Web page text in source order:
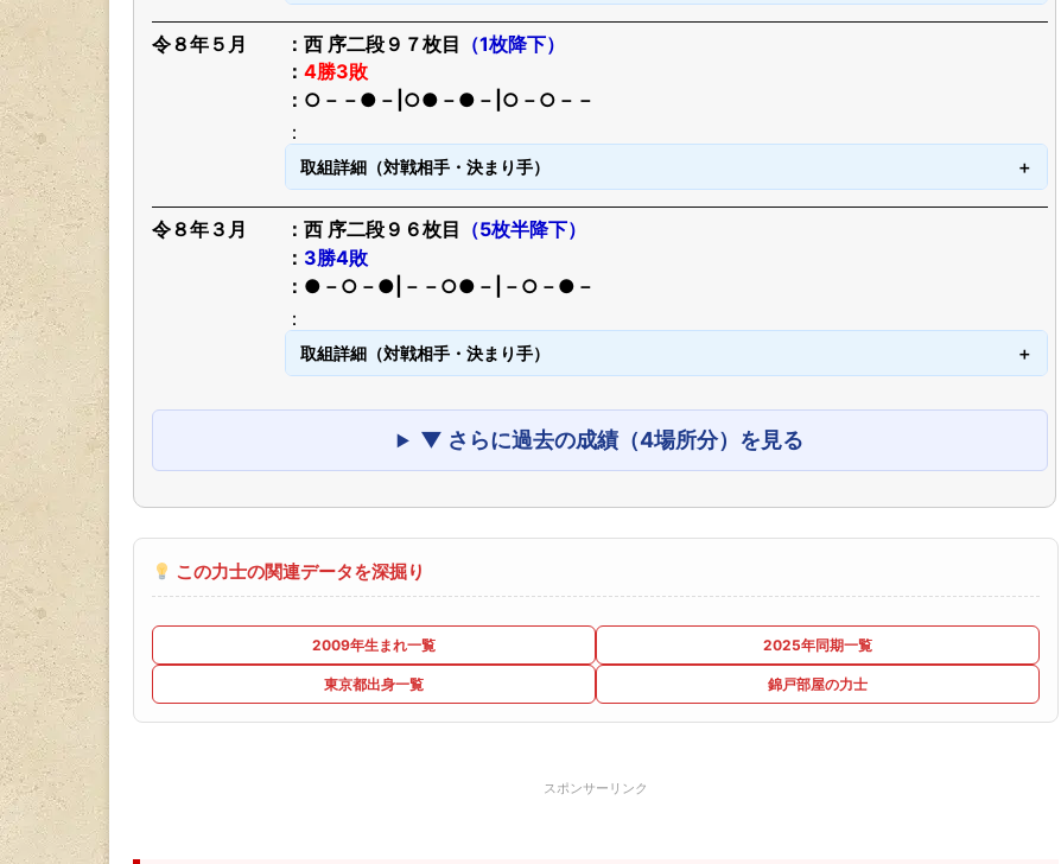
令８年５月 西 序二段９７枚目 （1枚降下）
4勝3敗
○－－●－|○●－●－|○－○－－
取組詳細（対戦相手・決まり手）
令８年３月 西 序二段９６枚目 （5枚半降下）
3勝4敗
●－○－●|－－○●－|－○－●－
取組詳細（対戦相手・決まり手）
▼ さらに過去の成績（4場所分）を見る
この力士の関連データを深掘り
2009年生まれ一覧 2025年同期一覧
東京都出身一覧 錦戸部屋の力士
スポンサーリンク